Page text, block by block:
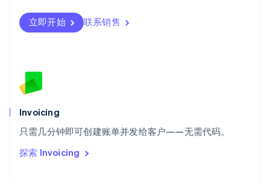
立即开始 联系销售
Invoicing
只需几分钟即可创建账单并发给客户——无需代码。
探索 Invoicing
Deutsch FrançaisItaliano English
塞浦路斯
English
ไทยEnglish
希腊
English
西班牙